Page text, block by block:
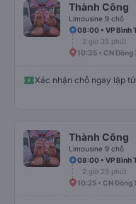
Thành Công
Limousine 9 chỗ
08:00 • VP Bình
2 giờ 35 phút
10:35 • CN Đồng
Xác nhận chỗ ngay lập
Thành Công
Limousine 9 chỗ
08:00 • VP Bình
2 giờ 25 phút
10:25 • CN Đồng